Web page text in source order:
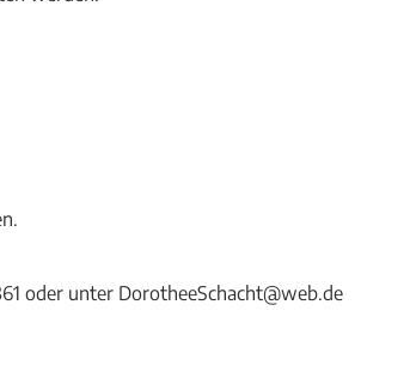
oder unter DorotheeSchacht@web.de